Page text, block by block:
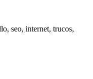
seo, internet, trucos,